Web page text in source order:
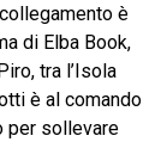
è
di Elba Book,
tra l’Isola
è al comando
per sollevare